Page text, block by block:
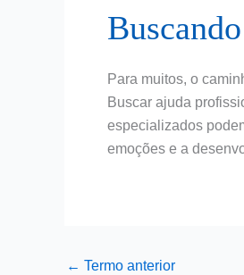
Para muitos, o
Buscar ajuda
especializados
emoções e a
← Termo anterior